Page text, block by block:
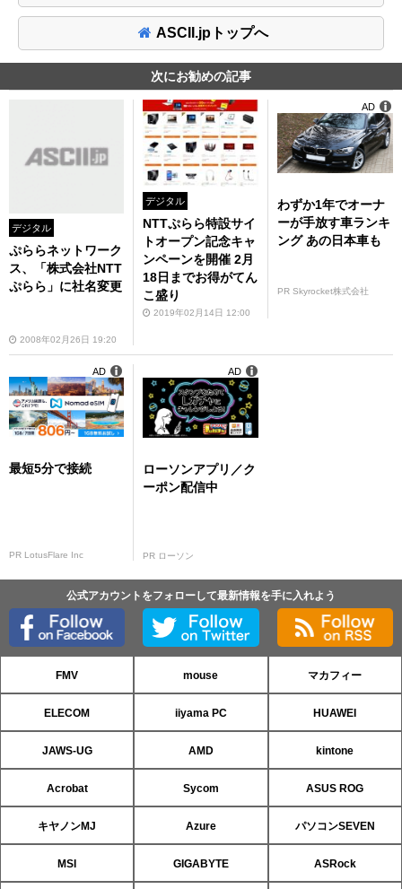
ASCII.jpトップへ
次にお勧めの記事
デジタル
ぷららネットワーク
ス、「株式会社NTT
ぷらら」に社名変更
2008年02月26日 19:20
デジタル
NTTぷらら特設サイ
トオープン記念キャ
ンペーンを開催 2月
18日までお得がてん
こ盛り
2019年02月14日 12:00
わずか1年でオーナ
ーが手放す車ランキ
ング あの日本車も
PR Skyrocket株式会社
AD
最短5分で接続
PR LotusFlare Inc
AD
ローソンアプリ／ク
ーポン配信中
PR ローソン
AD
公式アカウントをフォローして最新情報を手に入れよう
FMV mouse マカフィー
ELECOM iiyama PC HUAWEI
JAWS-UG AMD kintone
Acrobat Sycom ASUS ROG
キヤノンMJ Azure パソコンSEVEN
MSI GIGABYTE ASRock